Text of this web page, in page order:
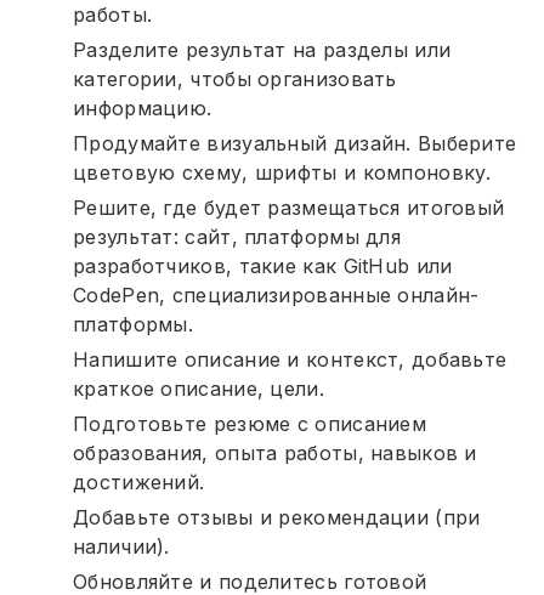
работы.
Разделите результат на разделы или
категории, чтобы организовать
информацию.
Продумайте визуальный дизайн. Выберите
цветовую схему, шрифты и компоновку.
Решите, где будет размещаться итоговый
результат: сайт, платформы для
разработчиков, такие как GitHub или
CodePen, специализированные онлайн-
платформы.
Напишите описание и контекст, добавьте
краткое описание, цели.
Подготовьте резюме с описанием
образования, опыта работы, навыков и
достижений.
Добавьте отзывы и рекомендации (при
наличии).
Обновляйте и поделитесь готовой